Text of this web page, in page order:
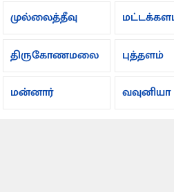
முல்லைத்தீவு
திருகோணமலை புத்தளம்
மன்னார் வவுனியா